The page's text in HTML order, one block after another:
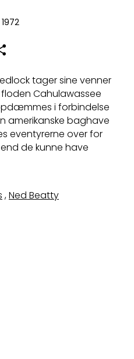
1972
tager sine venner
Cahulawassee
i forbindelse
amerikanske baghave
eventyrerne over for
de kunne have
,Ned Beatty